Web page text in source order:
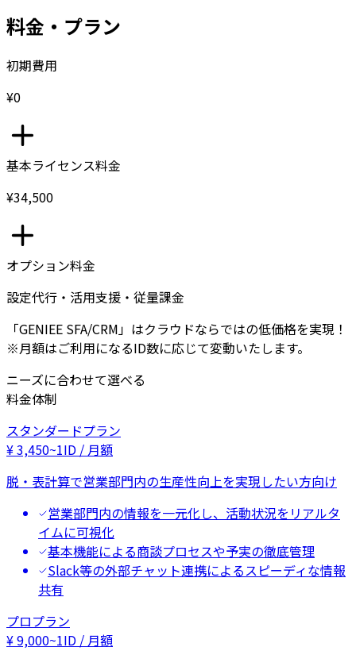
料金・プラン
初期費用
¥0
基本ライセンス料金
¥34,500
オプション料金
設定代行・活用支援・従量課金
「GENIEE SFA/CRM」はクラウドならではの低価格を実現！
※月額はご利用になるID数に応じて変動いたします。
ニーズに合わせて選べる
料金体制
スタンダードプラン
¥3,450~1ID / 月額
脱・表計算で営業部門内の生産性向上を実現したい方向け
営業部門内の情報を一元化し、活動状況をリアルタ
イムに可視化
基本機能による商談プロセスや予実の徹底管理
Slack等の外部チャット連携によるスピーディな情報
共有
プロプラン
¥9,000~1ID / 月額